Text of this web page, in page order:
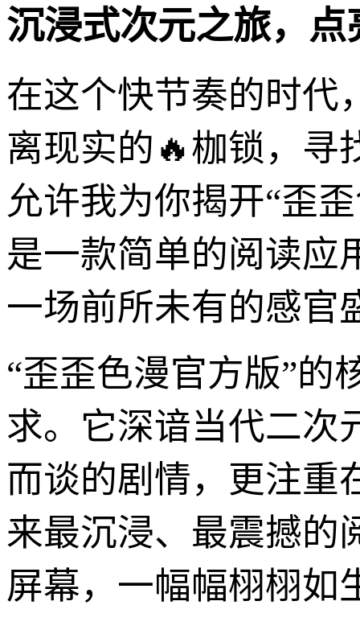
沉浸式次元之旅，
在这个快节奏的时代
离现实的🔥枷锁，寻
允许我为你揭开“歪
是一款简单的阅读应
一场前所未有的感官
“歪歪色漫官方版”的
求。它深谙当代二次
而谈的剧情，更注重
来最沉浸、最震撼的
屏幕，一幅幅栩栩如